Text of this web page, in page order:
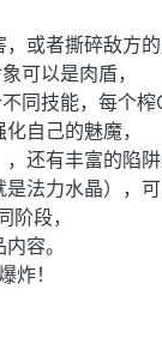
或者撕碎敌方的
可以是肉盾，
同技能，每个榨
自己的魅魔，
还有丰富的陷阱
法力水晶），可
段，
容。
炸！